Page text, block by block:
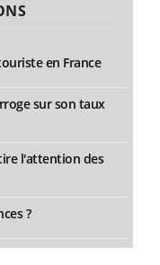
en France
sur son taux
l'attention des
?